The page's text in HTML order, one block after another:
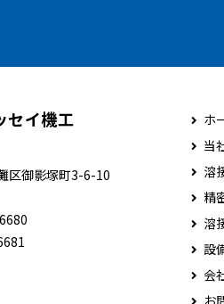
セイ機工
区御影塚町3-6-10
ホ
当
溶
精
溶
設
会